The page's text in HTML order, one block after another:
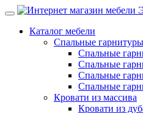
Каталог мебели
Спальные гарнитуры
Спальные
Спальные
Спальные
Спальные
Кровати из массива
Кровати из